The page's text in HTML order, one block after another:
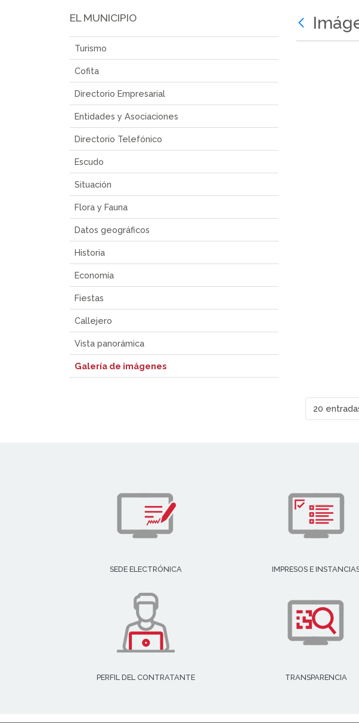
EL MUNICIPIO
Turismo
Cofita
Directorio Empresarial
Entidades y Asociaciones
Directorio Telefónico
Escudo
Situación
Flora y Fauna
Datos geográficos
Historia
Economía
Fiestas
Callejero
Vista panorámica
Galería de imágenes
20
SEDE ELECTRÓNICA IMPRESOS E
PERFIL DEL CONTRATANTE TRANSPARENCIA